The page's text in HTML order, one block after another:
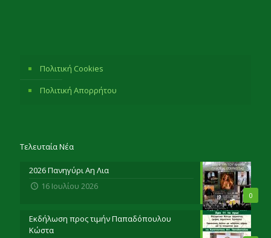
Πολιτική Cookies
Πολιτική Απορρήτου
Τελευταία Νέα
0
2026 Πανηγύρι Αη Λια
16 Ιουλίου 2026
Εκδήλωση προς τιμήν Παπαδόπουλου
Κώστα